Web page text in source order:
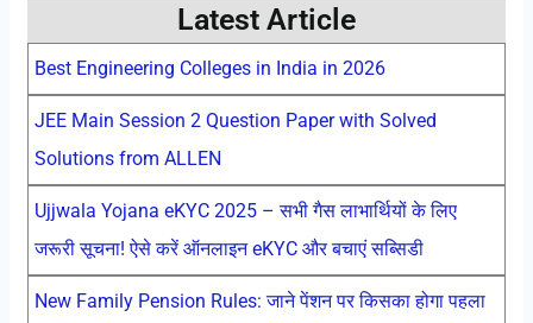
Latest Article
Best Engineering Colleges in India in 2026
JEE Main Session 2 Question Paper with Solved
Solutions from ALLEN
Ujjwala Yojana eKYC 2025 – सभी गैस लाभार्थियों के लिए
जरूरी सूचना! ऐसे करें ऑनलाइन eKYC और बचाएं सब्सिडी
New Family Pension Rules: जाने पेंशन पर किसका होगा पहला